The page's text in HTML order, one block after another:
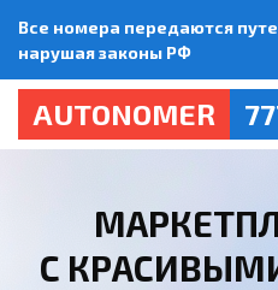
Все номера передаются
нарушая законы РФ
AUTONOMER
С